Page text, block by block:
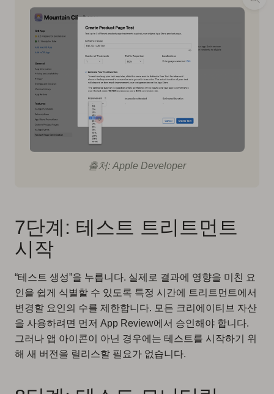
출처: Apple Developer
7단계: 테스트 트리트먼트
시작
“테스트 생성”을 누릅니다. 실제로 결과에 영향을 미친 요
인을 쉽게 식별할 수 있도록 특정 시간에 트리트먼트에서
변경할 요인의 수를 제한합니다. 모든 크리에이티브 자산
을 사용하려면 먼저 App Review에서 승인해야 합니다.
그러나 앱 아이콘이 아닌 경우에는 테스트를 시작하기 위
해 새 버전을 릴리스할 필요가 없습니다.